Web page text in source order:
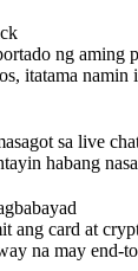
ng aming
itatama namin
sa live
habang
ang card at
na may end-